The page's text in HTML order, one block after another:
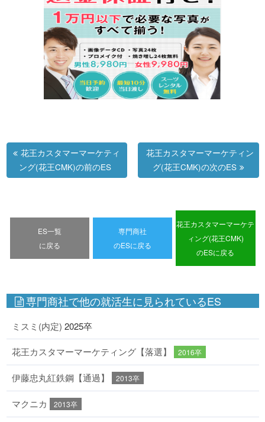
花王カスタマーマーケティ
ング(花王CMK)の前のES
花王カスタマーマーケティン
グ(花王CMK)の次のES
ES一覧
に戻る
専門商社
のESに戻る
花王カスタマーマーケテ
ィング(花王CMK)
のESに戻る
専門商社で他の就活生に見られているES
ミスミ(内定) 2025卒
花王カスタマーマーケティング【落選】 2016卒
伊藤忠丸紅鉄鋼【通過】 2013卒
マクニカ 2013卒